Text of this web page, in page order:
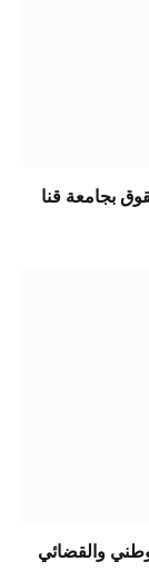
بجامعة قنا
والقضائي